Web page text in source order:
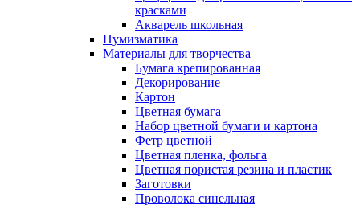
красками
Акварель школьная
Нумизматика
Материалы для творчества
Бумага крепированная
Декорирование
Картон
Цветная бумага
Набор цветной бумаги и картона
Фетр цветной
Цветная пленка, фольга
Цветная пористая резина и пластик
Заготовки
Проволока синельная